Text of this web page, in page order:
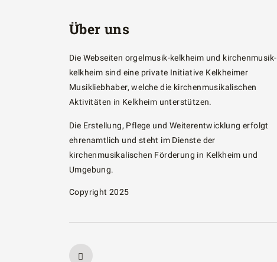
Über uns
Die Webseiten orgelmusik-kelkheim und kirchenmusik-
kelkheim sind eine private Initiative Kelkheimer
Musikliebhaber, welche die kirchenmusikalischen
Aktivitäten in Kelkheim unterstützen.
Die Erstellung, Pflege und Weiterentwicklung erfolgt
ehrenamtlich und steht im Dienste der
kirchenmusikalischen Förderung in Kelkheim und
Umgebung.
Copyright 2025